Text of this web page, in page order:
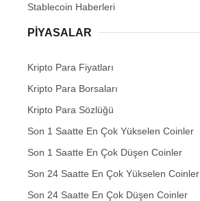
Stablecoin Haberleri
PIYASALAR
Kripto Para Fiyatları
Kripto Para Borsaları
Kripto Para Sözlüğü
Son 1 Saatte En Çok Yükselen Coinler
Son 1 Saatte En Çok Düşen Coinler
Son 24 Saatte En Çok Yükselen Coinler
Son 24 Saatte En Çok Düşen Coinler